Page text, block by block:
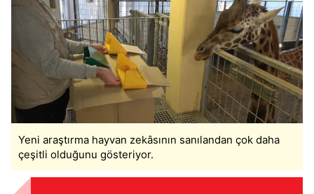
Yeni araştırma hayvan zekâsının sanılandan çok daha
çeşitli olduğunu gösteriyor.